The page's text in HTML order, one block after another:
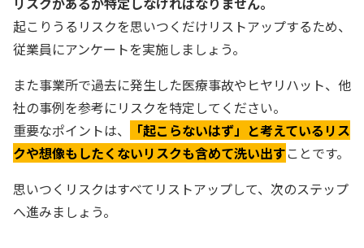
起こりうるリスクを思いつくだけリストアップするため、
従業員にアンケートを実施しましょう。
また事業所で過去に発生した医療事故やヒヤリハット、他
社の事例を参考にリスクを特定してください。
重要なポイントは、
「起こらないはず」と考えているリス
クや想像もしたくないリスクも含めて洗い出すことです。
思いつくリスクはすべてリストアップして、次のステップ
へ進みましょう。